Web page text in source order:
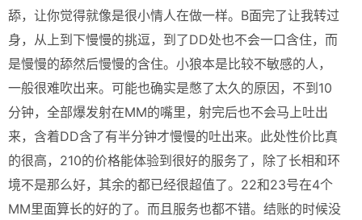
舔，让你觉得就像是很小情人在做一样。B面完了让我转过
身，从上到下慢慢的挑逗，到了DD处也不会一口含住，而
是慢慢的舔然后慢慢的含住。小狼本是比较不敏感的人，
一般很难吹出来。可能也确实是憋了太久的原因，不到10
分钟，全部爆发射在MM的嘴里，射完后也不会马上吐出
来，含着DD含了有半分钟才慢慢的吐出来。此处性价比真
的很高，210的价格能体验到很好的服务了，除了长相和环
境不是那么好，其余的都已经很超值了。22和23号在4个
MM里面算长的好的了。而且服务也都不错。结账的时候没